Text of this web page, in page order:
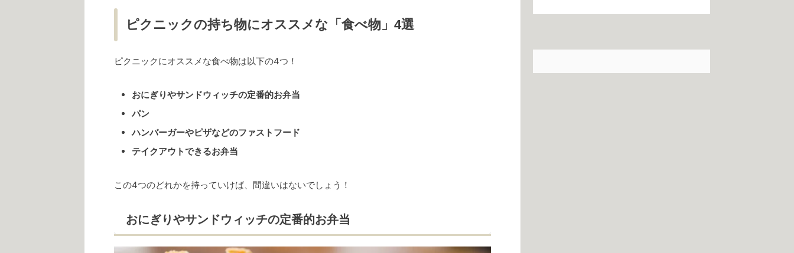
ピクニックの持ち物にオススメな「食べ物」4選
ピクニックにオススメな食べ物は以下の4つ！
おにぎりやサンドウィッチの定番的お弁当
パン
ハンバーガーやピザなどのファストフード
テイクアウトできるお弁当
この4つのどれかを持っていけば、間違いはないでしょう！
おにぎりやサンドウィッチの定番的お弁当